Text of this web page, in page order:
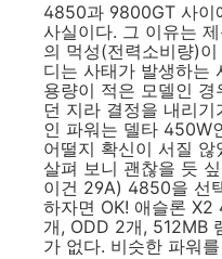
4850과 9800GT 사이
사실이다. 그 이유는
의 먹성(전력소비량)
디는 사태가 발생하는
용량이 적은 모델인
던 지라 결정을 내리
인 파워는 델타 450W
어떨지 확신이 서질
살펴 보니 괜찮을 듯
이건 29A) 4850을 선
하자면 OK! 애슬론
개, ODD 2개, 512MB
가 없다. 비슷한 파워